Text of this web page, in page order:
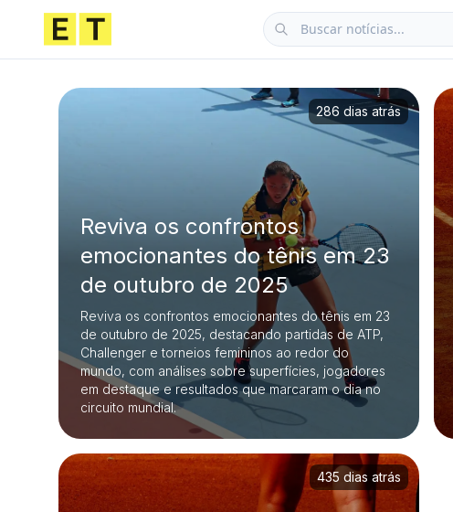
Reviva os confrontos
emocionantes do tênis em 23
de outubro de 2025
Reviva os confrontos emocionantes do tênis em 23
de outubro de 2025, destacando partidas de ATP,
Challenger e torneios femininos ao redor do
mundo, com análises sobre superfícies, jogadores
em destaque e resultados que marcaram o dia no
circuito mundial.
286 dias atrás
435 dias atrás